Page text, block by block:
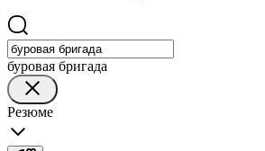
буровая бригада
Резюме